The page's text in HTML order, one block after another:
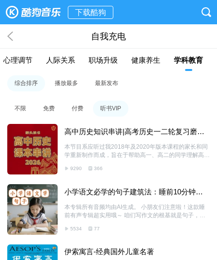
下载酷狗
自我充电
心理调节 人际关系 职场升级 健康养生 学科教育
综合排序 播放最多 最新发布
不限 免费 付费 听书VIP
高中历史知识串讲|高考历史一二轮复习磨耳
本节目系应听过我2018年及2020年版本课程的家长和同
学重新制作而成，旨在于帮助高一、高二的同学理解高中
帮助各位利用碎片时间来学习基本知识，尤其适合艺术
复习 本节目包含但不限于以下内容 一、课本基础知识点
的逐点解析 二、基本历史常识的串讲 三、高考会涉及的
课本知识之外内容的提升 四、历史逻辑与思考方式 五、
历史唯物主义与各种历史观 六、学习方法 七、解题思路
较复杂的问题 本节目旨在于帮助高中同学完成学业及考
9290 366
小学语文必学的句子建筑法：睡前10分钟，
本专辑所有音频均由AI生成。 小朋友们注意啦！这款睡
前有声专辑超实用哦～ 咱们写作文的根基就是句子，本
分钟，就能跟着学句子建筑法，我们会先打好句子“地
小房子。 再慢慢给房子添装饰，加修饰词让句子更生
动，还会教大家把短句拼成漂亮的长段落 。 不用费劲儿
5534 77
伊索寓言-经典国外儿童名著